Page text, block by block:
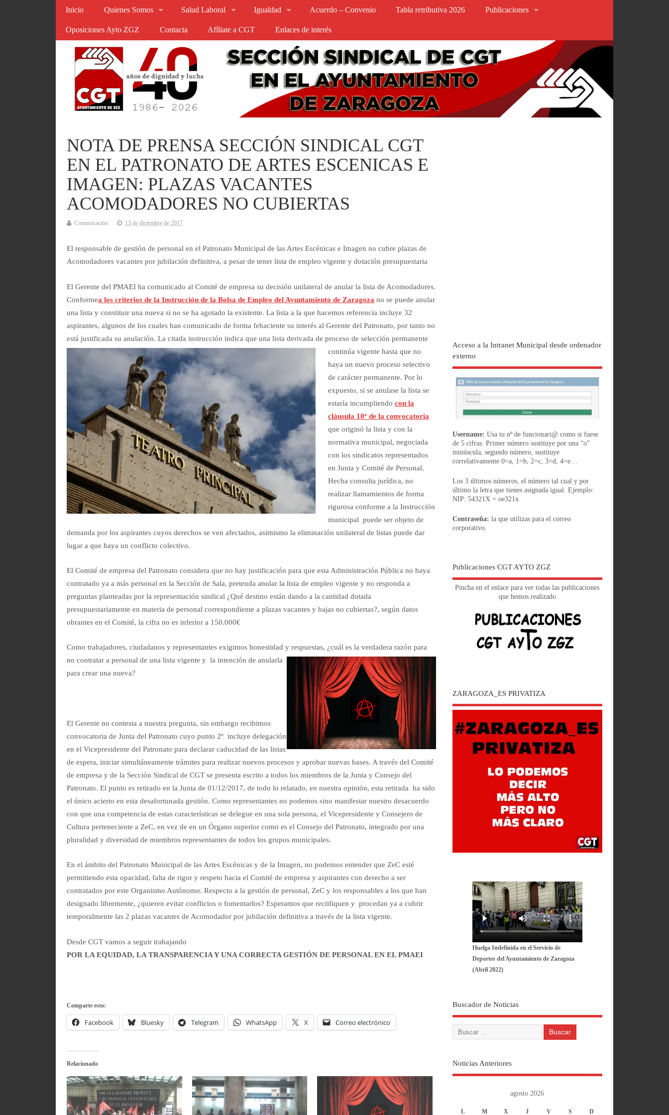
Inicio Quienes Somos Salud Laboral Igualdad Acuerdo – Convenio Tabla retributiva 2026 Publicaciones
Oposiciones Ayto ZGZ Contacta Afíliate a CGT Enlaces de interés
NOTA DE PRENSA SECCIÓN SINDICAL CGT
EN EL PATRONATO DE ARTES ESCENICAS E
IMAGEN: PLAZAS VACANTES
ACOMODADORES NO CUBIERTAS
Comunicación 13 de diciembre de 2017
El responsable de gestión de personal en el Patronato Municipal de las Artes Escénicas e Imagen no cubre plazas de
Acomodadores vacantes por jubilación definitiva, a pesar de tener lista de empleo vigente y dotación presupuestaria
El Gerente del PMAEI ha comunicado al Comité de empresa su decisión unilateral de anular la lista de Acomodadores.
Conformea los criterios de la Instrucción de la Bolsa de Empleo del Ayuntamiento de Zaragoza no se puede anular
una lista y constituir una nueva si no se ha agotado la existente. La lista a la que hacemos referencia incluye 32
aspirantes, algunos de los cuales han comunicado de forma fehaciente su interés al Gerente del Patronato, por tanto no
está justificada su anulación. La citada instrucción indica que una lista derivada de proceso de selección permanente
continúa vigente hasta que no
haya un nuevo proceso selectivo
de carácter permanente. Por lo
expuesto, si se anulase la lista se
estaría incumpliendo con la
cláusula 10ª de la convocatoria
que originó la lista y con la
normativa municipal, negociada
con los sindicatos representados
en Junta y Comité de Personal.
Hecha consulta jurídica, no
realizar llamamientos de forma
rigurosa conforme a la Instrucción
municipal puede ser objeto de
demanda por los aspirantes cuyos derechos se ven afectados, asimismo la eliminación unilateral de listas puede dar
lugar a que haya un conflicto colectivo.
El Comité de empresa del Patronato considera que no hay justificación para que esta Administración Pública no haya
contratado ya a más personal en la Sección de Sala, pretenda anular la lista de empleo vigente y no responda a
preguntas planteadas por la representación sindical ¿Qué destino están dando a la cantidad dotada
presupuestariamente en materia de personal correspondiente a plazas vacantes y bajas no cubiertas?, según datos
obrantes en el Comité, la cifra no es inferior a 150.000€
Como trabajadores, ciudadanos y representantes exigimos honestidad y respuestas, ¿cuál es la verdadera razón para
no contratar a personal de una lista vigente y la intención de anularla
para crear una nueva?
El Gerente no contesta a nuestra pregunta, sin embargo recibimos
convocatoria de Junta del Patronato cuyo punto 2º incluye delegación
en el Vicepresidente del Patronato para declarar caducidad de las listas
de espera, iniciar simultáneamente trámites para realizar nuevos procesos y aprobar nuevas bases. A través del Comité
de empresa y de la Sección Sindical de CGT se presenta escrito a todos los miembros de la Junta y Consejo del
Patronato. El punto es retirado en la Junta de 01/12/2017, de todo lo relatado, en nuestra opinión, esta retirada ha sido
el único acierto en esta desafortunada gestión. Como representantes no podemos sino manifestar nuestro desacuerdo
con que una competencia de estas características se delegue en una sola persona, el Vicepresidente y Consejero de
Cultura perteneciente a ZeC, en vez de en un Órgano superior como es el Consejo del Patronato, integrado por una
pluralidad y diversidad de miembros representantes de todos los grupos municipales.
En el ámbito del Patronato Municipal de las Artes Escénicas y de la Imagen, no podemos entender que ZeC esté
permitiendo esta opacidad, falta de rigor y respeto hacia el Comité de empresa y aspirantes con derecho a ser
contratados por este Organismo Autónomo. Respecto a la gestión de personal, ZeC y los responsables a los que han
designado libremente, ¿quieren evitar conflictos o fomentarlos? Esperamos que rectifiquen y procedan ya a cubrir
temporalmente las 2 plazas vacantes de Acomodador por jubilación definitiva a través de la lista vigente.
Desde CGT vamos a seguir trabajando
POR LA EQUIDAD, LA TRANSPARENCIA Y UNA CORRECTA GESTIÓN DE PERSONAL EN EL PMAEI
Comparte esto:
Facebook Bluesky Telegram WhatsApp X Correo electrónico
Relacionado
Acceso a la Intranet Municipal desde ordenador
externo
Username: Usa tu nº de funcionari@ como si fuese
de 5 cifras. Primer número sustituye por una “o”
minúscula, segundo número, sustituye
correlativamente 0=a, 1=b, 2=c, 3=d, 4=e…
Los 3 últimos números, el número tal cual y por
último la letra que tienes asignada igual. Ejemplo:
NIP: 54321X = oe321x
Contraseña: la que utilizas para el correo
corporativo.
Publicaciones CGT AYTO ZGZ
Pincha en el enlace para ver todas las publicaciones
que hemos realizado
ZARAGOZA_ES PRIVATIZA
Huelga Indefinida en el Servicio de
Deportes del Ayuntamiento de Zaragoza
(Abril 2022)
Buscador de Noticias
Noticias Anteriores
agosto 2026
L M X J V S
D